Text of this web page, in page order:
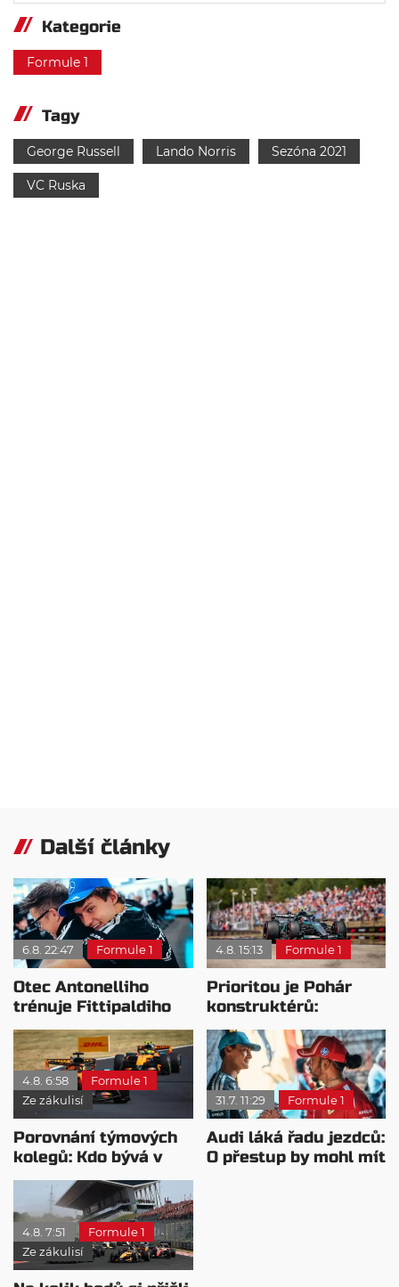
Kategorie
Formule 1
Tagy
George Russell Lando Norris Sezóna 2021
VC Ruska
Další články
6.8. 22:47 Formule 1
Otec Antonelliho
trénuje Fittipaldiho
syna: Brazilec
vychvaluje lídra
4.8. 15:13 Formule 1
Prioritou je Pohár
konstruktérů:
Mercedesu je jedno,
kdo zvítězí
4.8. 6:58
Formule 1
Ze zákulisí
Porovnání týmových
kolegů: Kdo bývá v
sobotu nejrychlejší?
31.7. 11:29 Formule 1
Audi láká řadu jezdců:
O přestup by mohl mít
4.8. 7:51
Formule 1
Ze zákulisí